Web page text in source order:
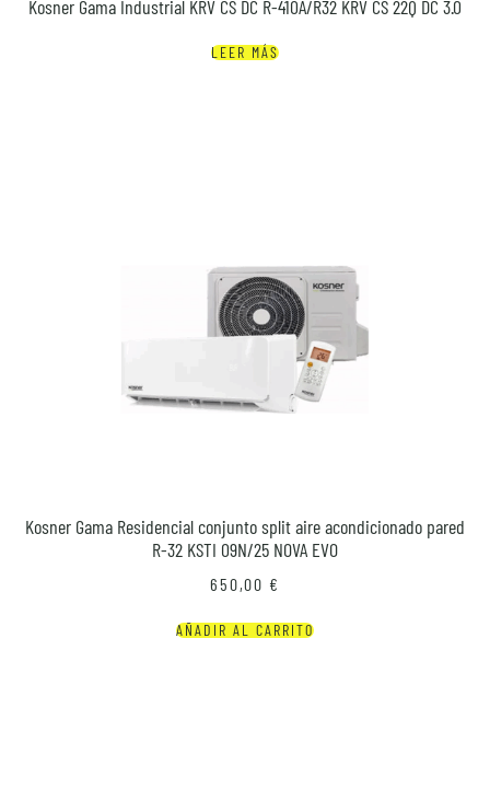
Kosner Gama Industrial KRV CS DC R-410A/R32 KRV CS 22Q DC 3.0
LEER MÁS
Kosner Gama Residencial conjunto split aire acondicionado pared
R-32 KSTI 09N/25 NOVA EVO
650,00 €
AÑADIR AL CARRITO